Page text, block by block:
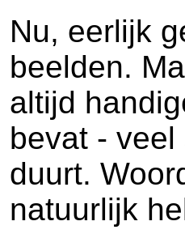
Nu, eerlijk
beelden.
altijd
bevat -
duurt.
natuurlijk